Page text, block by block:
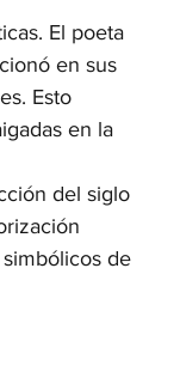
El poeta
en sus
Esto
en la
del siglo
de